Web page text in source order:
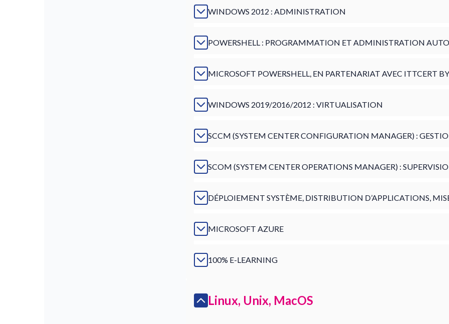
WINDOWS 2012 : ADMINISTRATION
POWERSHELL : PROGRAMMATION ET ADMINISTRATION
MICROSOFT POWERSHELL, EN PARTENARIAT AVEC ITTCERT
WINDOWS 2019/2016/2012 : VIRTUALISATION
SCCM (SYSTEM CENTER CONFIGURATION MANAGER) :
SCOM (SYSTEM CENTER OPERATIONS MANAGER) :
DÉPLOIEMENT SYSTÈME, DISTRIBUTION D’APPLICATIONS,
MICROSOFT AZURE
100% E-LEARNING
Linux, Unix, MacOS